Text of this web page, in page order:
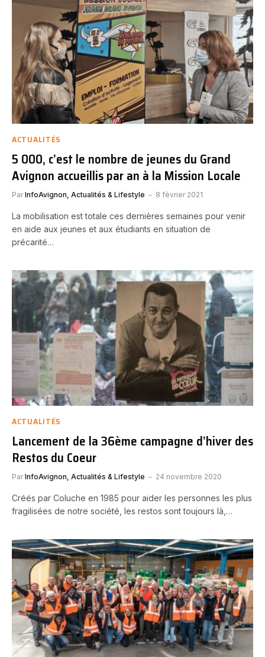
ACTUALITÉS
5 000, c’est le nombre de jeunes du Grand
Avignon accueillis par an à la Mission Locale
Par InfoAvignon, Actualités & Lifestyle 8 février 2021
La mobilisation est totale ces dernières semaines pour venir
en aide aux jeunes et aux étudiants en situation de
précarité…
ACTUALITÉS
Lancement de la 36ème campagne d’hiver des
Restos du Coeur
Par InfoAvignon, Actualités & Lifestyle 24 novembre 2020
Créés par Coluche en 1985 pour aider les personnes les plus
fragilisées de notre société, les restos sont toujours là,…